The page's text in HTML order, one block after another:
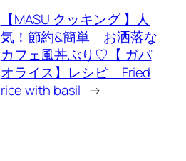
【MASU クッキング 】人
気！節約&簡単 お洒落な
カフェ風丼ぶり♡【 ガパ
オライス】レシピ Fried
rice with basil →